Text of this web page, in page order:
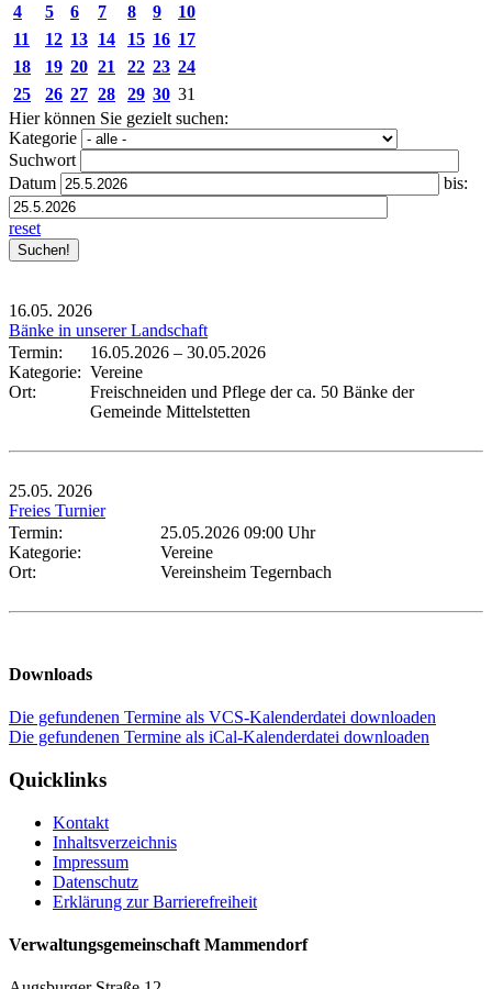
4
5 6 7 8 9
10
11
12 13 14 15 16 17
18
19 20 21 22 23 24
25
26 27 28 29 30 31
Hier können Sie gezielt suchen:
Kategorie
Suchwort
Datum
bis:
reset
16.05. 2026
Bänke in unserer Landschaft
Termin:
16.05.2026 – 30.05.2026
Kategorie: Vereine
Ort:
Freischneiden und Pflege der ca. 50 Bänke der
Gemeinde Mittelstetten
25.05. 2026
Freies Turnier
Termin:
25.05.2026 09:00 Uhr
Kategorie:
Vereine
Ort:
Vereinsheim Tegernbach
Downloads
Die gefundenen Termine als VCS-Kalenderdatei downloaden
Die gefundenen Termine als iCal-Kalenderdatei downloaden
Quicklinks
Kontakt
Inhaltsverzeichnis
Impressum
Datenschutz
Erklärung zur Barrierefreiheit
Verwaltungsgemeinschaft Mammendorf